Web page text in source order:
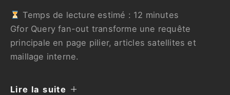
Temps de lecture estimé : 12 minutes
Gfor Query fan-out transforme une requête
principale en page pilier, articles satellites et
maillage interne.
Lire la suite